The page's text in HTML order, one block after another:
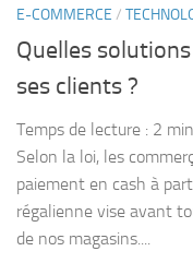
E-COMMERCE /
Quelles
ses clients ?
Temps de lecture : 2
Selon la loi, les
paiement en cash à
régalienne vise avant
de nos magasins....